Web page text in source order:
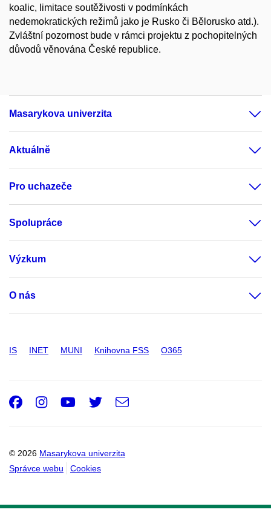
koalic, limitace soutěživosti v podmínkách
nedemokratických režimů jako je Rusko či Bělorusko atd.).
Zvláštní pozornost bude v rámci projektu z pochopitelných
důvodů věnována České republice.
Masarykova univerzita
Aktuálně
Pro uchazeče
Spolupráce
Výzkum
O nás
IS INET MUNI Knihovna FSS O365
© 2026 Masarykova univerzita
Správce webu
Cookies
Facebook
Instagram
Youtube
Twitter
e-